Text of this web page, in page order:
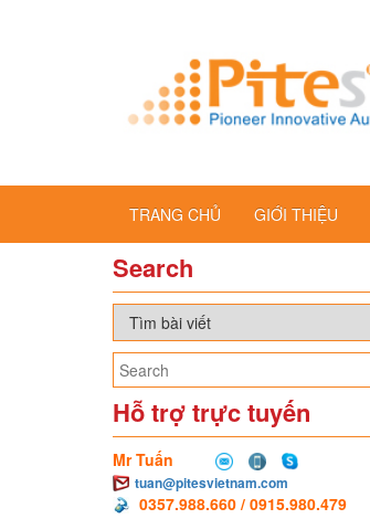
TRANG CHỦ GIỚI THIỆU
Search
Hỗ trợ trực tuyến
Mr Tuấn
tuan@pitesvietnam.com
0357.988.660 / 0915.980.479